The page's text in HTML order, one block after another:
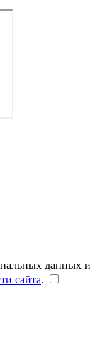
данных и
сайта.